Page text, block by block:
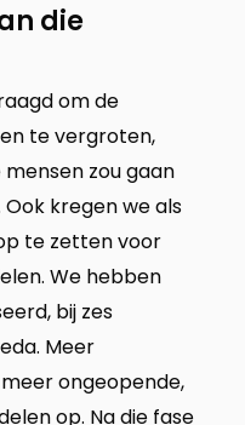
die
om de
te vergroten,
zou gaan
kregen we als
te zetten voor
We hebben
bij zes
Meer
ongeopende,
op. Na die fase